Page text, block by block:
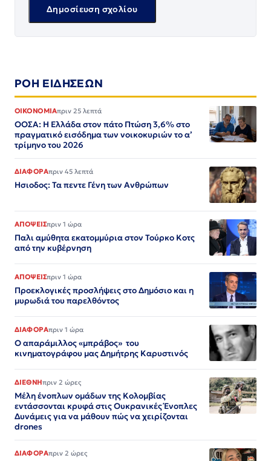
ΡΟΗ ΕΙΔΗΣΕΩΝ
ΟΙΚΟΝΟΜΙΑπριν 25 λεπτά
ΟΟΣΑ: Η Ελλάδα στον πάτο Πτώση 3,6% στο
πραγματικό εισόδημα των νοικοκυριών το α’
τρίμηνο του 2026
ΔΙΑΦΟΡΑπριν 45 λεπτά
Ησιοδος: Τα πεντε Γένη των Ανθρώπων
ΑΠΟΨΕΙΣπριν 1 ώρα
Παλι αμύθητα εκατομμύρια στον Τούρκο Κοτς
από την κυβέρνηση
ΑΠΟΨΕΙΣπριν 1 ώρα
Προεκλογικές προσλήψεις στο Δημόσιο και η
μυρωδιά του παρελθόντος
ΔΙΑΦΟΡΑπριν 1 ώρα
Ο απαράμιλλος «μπράβος» του
κινηματογράφου μας Δημήτρης Καρυστινός
ΔΙΕΘΝΗπριν 2 ώρες
Μέλη ένοπλων ομάδων της Κολομβίας
εντάσσονται κρυφά στις Ουκρανικές Ένοπλες
Δυνάμεις για να μάθουν πώς να χειρίζονται
drones
ΔΙΑΦΟΡΑπριν 2 ώρες